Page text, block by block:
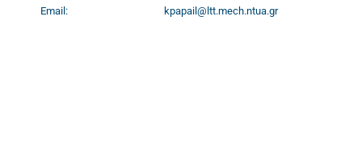
Email: kpapail@ltt.mech.ntua.gr